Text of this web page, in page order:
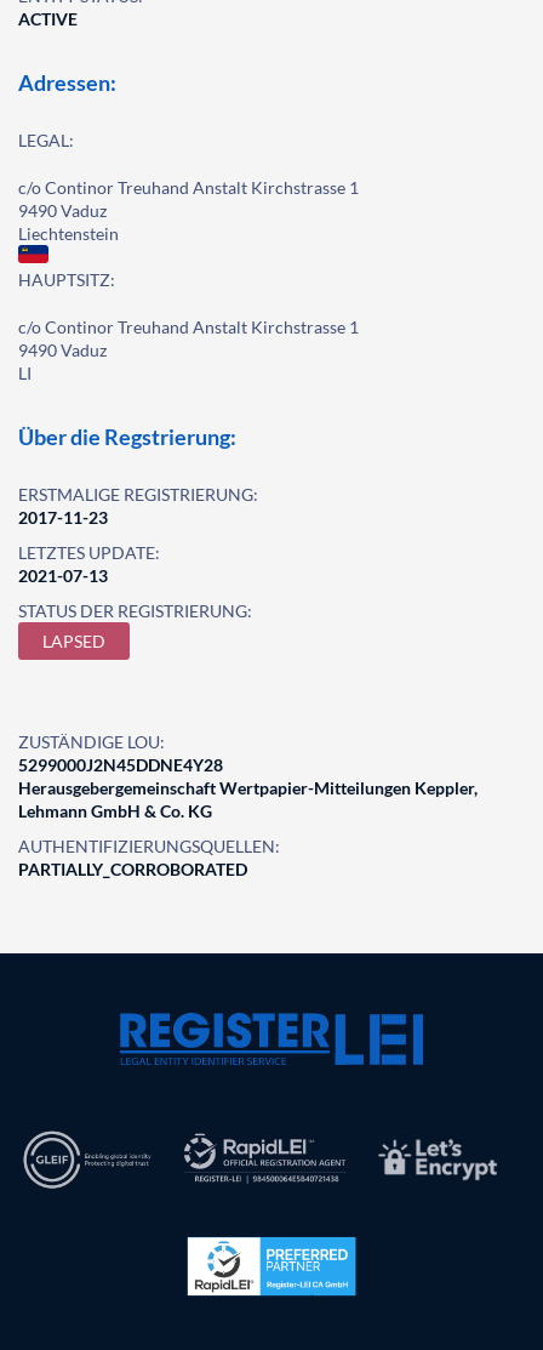
ACTIVE
Adressen:
LEGAL:
c/o Continor Treuhand Anstalt Kirchstrasse 1
9490 Vaduz
Liechtenstein
HAUPTSITZ:
c/o Continor Treuhand Anstalt Kirchstrasse 1
9490 Vaduz
LI
Über die Regstrierung:
ERSTMALIGE REGISTRIERUNG:
2017-11-23
LETZTES UPDATE:
2021-07-13
STATUS DER REGISTRIERUNG:
LAPSED
ZUSTÄNDIGE LOU:
5299000J2N45DDNE4Y28
Herausgebergemeinschaft Wertpapier-Mitteilungen Keppler,
Lehmann GmbH & Co. KG
AUTHENTIFIZIERUNGSQUELLEN:
PARTIALLY_CORROBORATED